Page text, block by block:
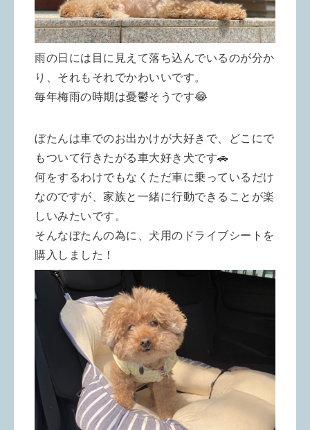
雨の日には目に見えて落ち込んでいるのが分か
り、それもそれでかわいいです。
毎年梅雨の時期は憂鬱そうです😂
ぼたんは車でのお出かけが大好きで、どこにで
もついて行きたがる車大好き犬です🚗
何をするわけでもなくただ車に乗っているだけ
なのですが、家族と一緒に行動できることが楽
しいみたいです。
そんなぼたんの為に、犬用のドライブシートを
購入しました！